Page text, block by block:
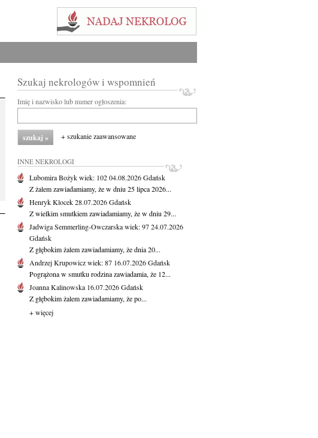
Szukaj nekrologów i wspomnień
Imię i nazwisko lub numer ogłoszenia:
+ szukanie zaawansowane
INNE NEKROLOGI
Lubomira Bożykwiek: 10204.08.2026Gdańsk
Z żalem zawiadamiamy, że w dniu 25 lipca 2026...
Henryk Klocek28.07.2026Gdańsk
Z wielkim smutkiem zawiadamiamy, że w dniu 29...
Jadwiga Semmerling-Owczarskawiek: 9724.07.2026
Gdańsk
Z głębokim żalem zawiadamiamy, że dnia 20...
Andrzej Krupowiczwiek: 87 16.07.2026Gdańsk
Pogrążona w smutku rodzina zawiadamia, że 12...
Joanna Kalinowska 16.07.2026Gdańsk
Z głębokim żalem zawiadamiamy, że po...
+ więcej